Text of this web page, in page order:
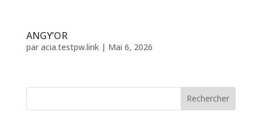
ANGY’OR
par acia.testpw.link| Mai 6, 2026
Rechercher